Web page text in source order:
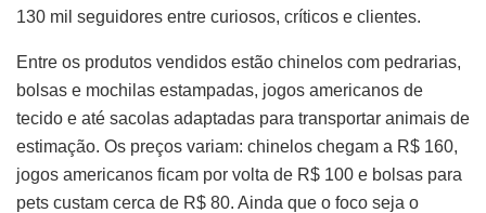
130 mil seguidores entre curiosos, críticos e clientes.
Entre os produtos vendidos estão chinelos com pedrarias,
bolsas e mochilas estampadas, jogos americanos de
tecido e até sacolas adaptadas para transportar animais de
estimação. Os preços variam: chinelos chegam a R$ 160,
jogos americanos ficam por volta de R$ 100 e bolsas para
pets custam cerca de R$ 80. Ainda que o foco seja o